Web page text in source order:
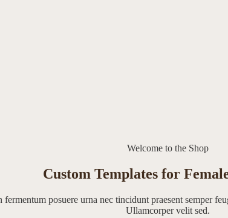
Welcome to the Shop
Custom Templates for
posuere urna nec tincidunt praesent semper
Ullamcorper velit sed.